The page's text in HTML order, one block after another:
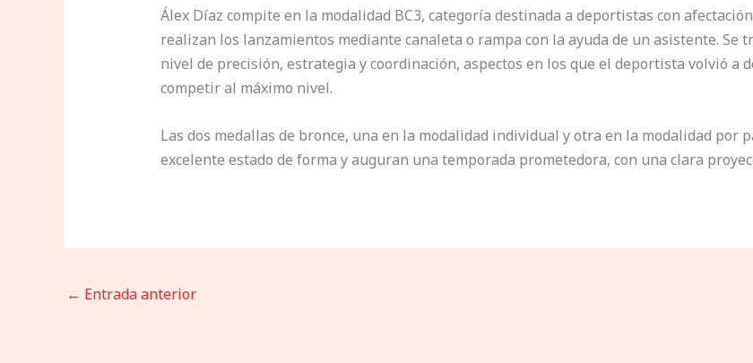
Álex Díaz compite en la modalidad BC3, categoría destinada a deportistas con
realizan los lanzamientos mediante canaleta o rampa con la ayuda de un asistente.
nivel de precisión, estrategia y coordinación, aspectos en los que el deportista volvió a
competir al máximo nivel.
Las dos medallas de bronce, una en la modalidad individual y otra en la modalidad por
excelente estado de forma y auguran una temporada prometedora, con una clara
← Entrada anterior